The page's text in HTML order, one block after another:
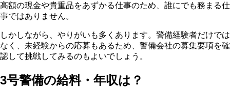
高額の現金や貴重品をあずかる仕事のため、誰にでも務まる仕
事ではありません。
しかしながら、やりがいも多くあります。警備経験者だけでは
なく、未経験からの応募もあるため、警備会社の募集要項を確
認して挑戦してみるのもよいでしょう。
3号警備の給料・年収は？